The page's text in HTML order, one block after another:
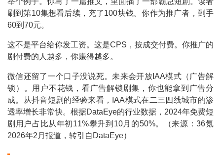
刷到第10集想看后续，充了100块钱。你作为推广者，到手
60到70元。
这不是平台给你发工资。这是CPS，按成交付费。你推广的
剧付费的人越多，你赚得越多。
微信还留了一个口子没说死。未来会开放IAA模式（广告解
锁）。用户不花钱，看广告解锁剧集，你也能拿到广告分
成。从抖音短剧的经验来看，IAA模式在二三四线城市的渗
透率增长非常快。根据DataEye的行业数据，2024年免费短
剧用户占比从年初11%攀升到10月的50%。（来源：36氪
2026年2月报道，转引自DataEye）